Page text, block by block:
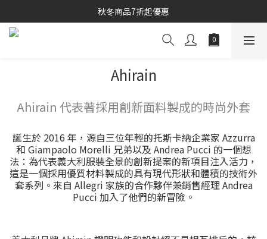
秋冬商品7折起優惠
秋冬商品7折起優惠
線上購物專區 精選 5 折
Ahirain
Ahirain 代表著採用創新面料製成的時尚外套
誕生於 2016 年，源自三位年輕的托斯卡納企業家 Azzurra
和 Giampaolo Morelli 兄弟以及 Andrea Pucci 的一個想
法：為代表義大利服裝全景的創新提案的新項目注入活力，
這是一個採用優質材料製成的具有現代形狀和體積的技術外
套系列。來自 Allegri 家族的合作夥伴兼銷售經理 Andrea
Pucci 加入了他們的新冒險。